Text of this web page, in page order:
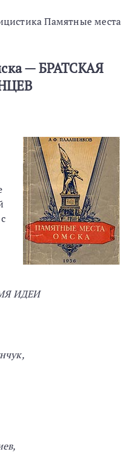
Памятные места
— БРАТСКАЯ
ИДЕИ